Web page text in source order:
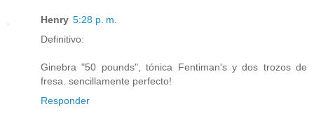
Henry 5:28 p. m.
Definitivo:
Ginebra "50 pounds", tónica Fentiman's y dos trozos de
fresa. sencillamente perfecto!
Responder